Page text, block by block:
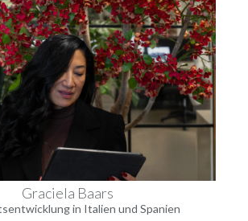
Graciela Baars
in Italien und Spanien